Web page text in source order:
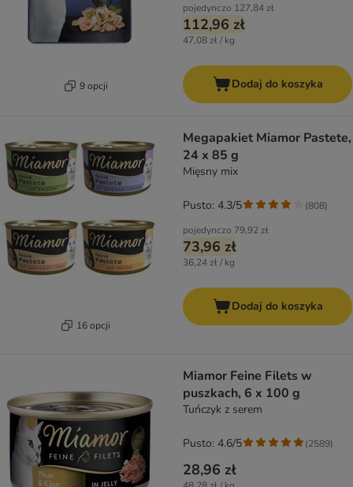
9 opcji
pojedynczo 127,84 zł
112,96 zł
47,08 zł / kg
Dodaj do koszyka
16 opcji
Megapakiet Miamor Pastete,
24 x 85 g
Mięsny mix
pojedynczo 79,92 zł
73,96 zł
36,24 zł / kg
Pusto: 4.3/5 (808)
Dodaj do koszyka
Miamor Feine Filets w
puszkach, 6 x 100 g
Tuńczyk z serem
28,96 zł
Pusto: 4.6/5 (2589)